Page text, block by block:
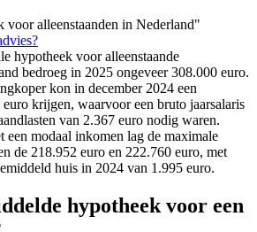
voor alleenstaanden in Nederland"
hypotheek voor alleenstaande
bedroeg in 2025 ongeveer 308.000 euro.
kon in december 2024 een
krijgen, waarvoor een bruto jaarsalaris
van 2.367 euro nodig waren.
een modaal inkomen lag de maximale
de 218.952 euro en 222.760 euro, met
huis in 2024 van 1.995 euro.
hypotheek voor een